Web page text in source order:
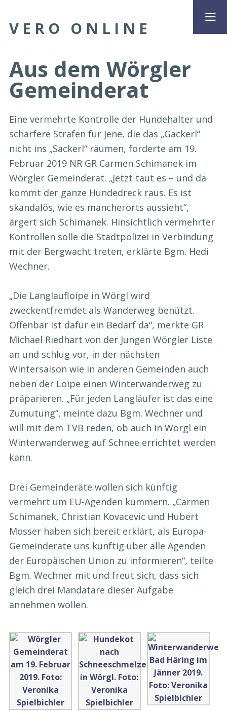
VERO ONLINE
Aus dem Wörgler
Gemeinderat
Eine vermehrte Kontrolle der Hundehalter und
schärfere Strafen für jene, die das „Gackerl“
nicht ins „Sackerl“ räumen, forderte am 19.
Februar 2019 NR GR Carmen Schimanek im
Wörgler Gemeinderat. „Jetzt taut es – und da
kommt der ganze Hundedreck raus. Es ist
skandalös, wie es mancherorts aussieht“,
ärgert sich Schimanek. Hinsichtlich vermehrter
Kontrollen solle die Stadtpolizei in Verbindung
mit der Bergwacht treten, erklärte Bgm. Hedi
Wechner.
„Die Langlaufloipe in Wörgl wird
zweckentfremdet als Wanderweg benützt.
Offenbar ist dafür ein Bedarf da“, merkte GR
Michael Riedhart von der Jungen Wörgler Liste
an und schlug vor, in der nächsten
Wintersaison wie in anderen Gemeinden auch
neben der Loipe einen Winterwanderweg zu
präparieren. „Für jeden Langläufer ist das eine
Zumutung“, meinte dazu Bgm. Wechner und
will mit dem TVB reden, ob auch in Wörgl ein
Winterwanderweg auf Schnee errichtet werden
kann.
Drei Gemeinderäte wollen sich künftig
vermehrt um EU-Agenden kümmern. „Carmen
Schimanek, Christian Kovacevic und Hubert
Mosser haben sich bereit erklärt, als Europa-
Gemeinderäte uns künftig über alle Agenden
der Europäischen Union zu informieren“, teilte
Bgm. Wechner mit und freut sich, dass sich
gleich drei Mandatare dieser Aufgabe
annehmen wollen.